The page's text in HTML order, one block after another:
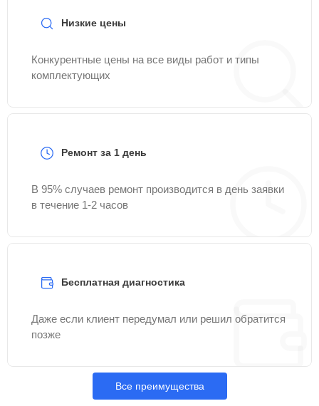
Низкие цены
Конкурентные цены на все виды работ и типы
комплектующих
Ремонт за 1 день
В 95% случаев ремонт производится в день заявки
в течение 1-2 часов
Бесплатная диагностика
Даже если клиент передумал или решил обратится
позже
Все преимущества